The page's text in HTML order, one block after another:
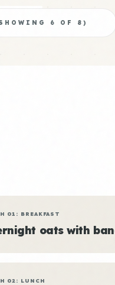
6 OF 8 )
01: BREAKFAST
oats with
02: LUNCH